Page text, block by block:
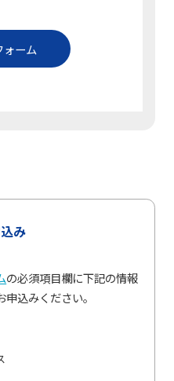
ォーム
み
の必須項目欄に下記の情報
込みください。